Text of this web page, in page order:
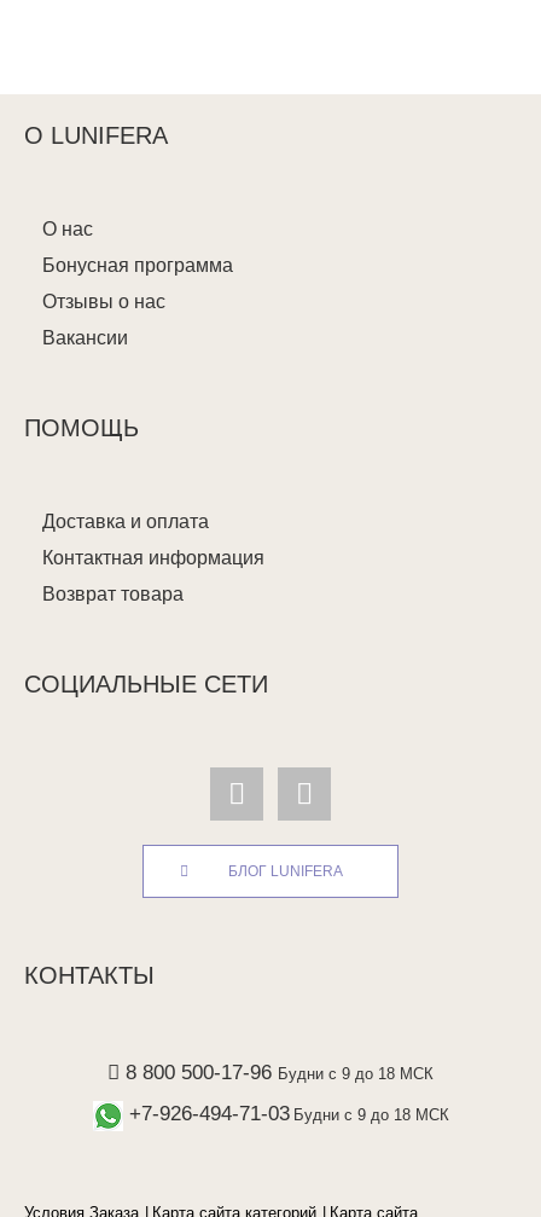
О LUNIFERA
О нас
Бонусная программа
Отзывы о нас
Вакансии
ПОМОЩЬ
Доставка и оплата
Контактная информация
Возврат товара
СОЦИАЛЬНЫЕ СЕТИ
БЛОГ LUNIFERA
КОНТАКТЫ
8 800 500-17-96 Будни с 9 до 18 МСК
+7-926-494-71-03 Будни с 9 до 18 МСК
Условия Заказа Карта сайта категорий Карта сайта